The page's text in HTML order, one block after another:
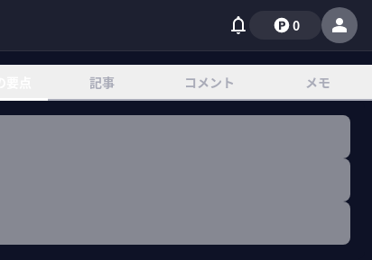
0
記事 コメント メモ